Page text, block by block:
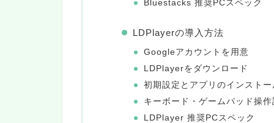
Bluestacks 推奨PCスペック
LDPlayerの導入方法
Googleアカウントを用意
LDPlayerをダウンロード
初期設定とアプリのインストー
キーボード・ゲームパッド操作
LDPlayer 推奨PCスペック